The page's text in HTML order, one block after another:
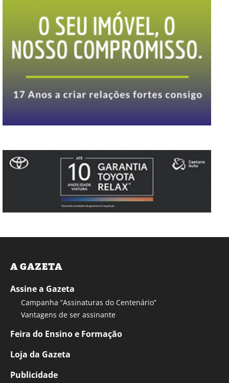
A GAZETA
Assine a Gazeta
Campanha “Assinaturas do Centenário”
Vantagens de ser assinante
Feira do Ensino e Formação
Loja da Gazeta
Publicidade